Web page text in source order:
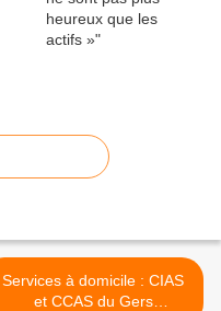
Services à domicile : CIAS
et CCAS du Gers